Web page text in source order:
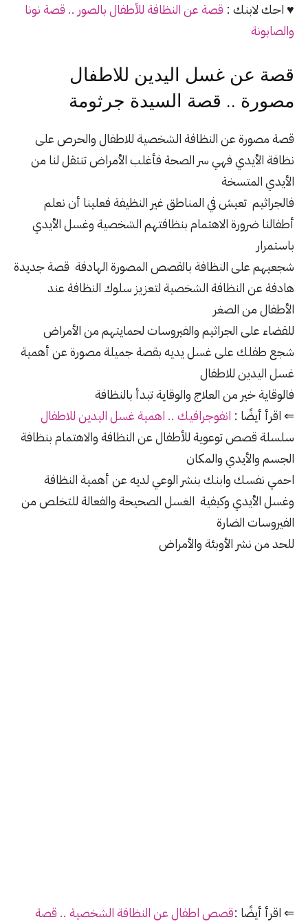
♥ احك لابنك : قصة عن النظافة للأطفال بالصور .. قصة نونا
والصابونة
قصة عن غسل اليدين للاطفال
مصورة .. قصة السيدة جرثومة
قصة مصورة عن النظافة الشخصية للاطفال والحرص على
نظافة الأيدي فهي سر الصحة فأغلب الأمراض تنتقل لنا من
الأيدي المتسخة
فالجراثيم تعيش في المناطق غير النظيفة فعلينا أن نعلم
أطفالنا ضرورة الاهتمام بنظافتهم الشخصية وغسل الأيدي
باستمرار
شجعيهم على النظافة بالقصص المصورة الهادفة قصة جديدة
هادفة عن النظافة الشخصية لتعزيز سلوك النظافة عند
الأطفال من الصغر
للقضاء على الجراثيم والفيروسات لحمايتهم من الأمراض
شجع طفلك على غسل يديه بقصة جميلة مصورة عن أهمية
غسل اليدين للاطفال
فالوقاية خير من العلاج والوقاية تبدأ بالنظافة
⇐ اقرأ أيضًا : انفوجرافيك .. اهمية غسل اليدين للاطفال
سلسلة قصص توعوية للأطفال عن النظافة والاهتمام بنظافة
الجسم والأيدي والمكان
احمي نفسك وابنك بنشر الوعي لديه عن أهمية النظافة
وغسل الأيدي وكيفية الغسل الصحيحة والفعالة للتخلص من
الفيروسات الضارة
للحد من نشر الأوبئة والأمراض
⇐ اقرأ أيضًا :قصص اطفال عن النظافة الشخصية .. قصة